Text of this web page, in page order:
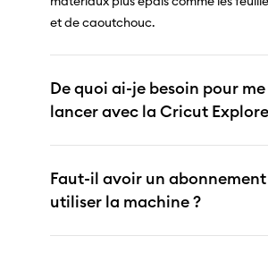
et de caoutchouc.
De quoi ai-je besoin pour me
lancer avec la Cricut
Faut-il avoir un
utiliser la machine ?